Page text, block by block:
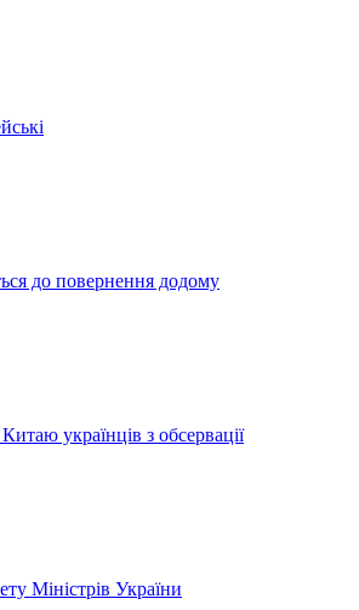
до повернення додому
українців з обсервації
Міністрів України